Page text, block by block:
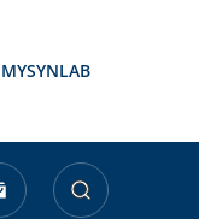
MYSYNLAB